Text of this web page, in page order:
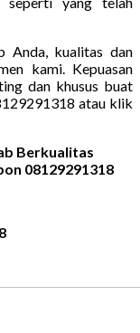
Anda, kualitas dan
kami. Kepuasan
dan khusus buat
atau klik
Berkualitas
08129291318